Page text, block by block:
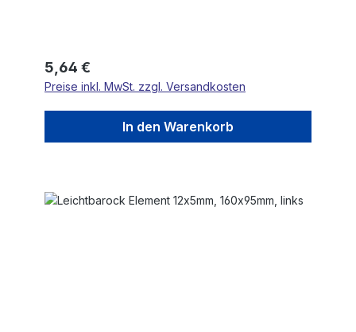
Regulärer Preis:
5,64 €
Preise inkl. MwSt. zzgl. Versandkosten
In den Warenkorb